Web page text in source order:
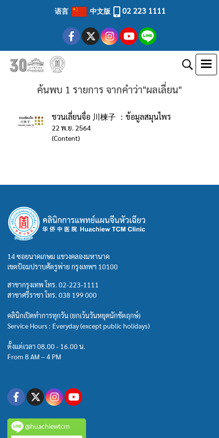
语言 中文版 02 223 1111
ค้นพบ 1 รายการ จากคำว่า"ผลเลี่ยน"
ชวนเลี่ยนจื่อ 川楝子 ：ข้อมูลสมุนไพร
22 พ.ย. 2564
(Content)
14 ซอยนาคเกษม แขวงคลองมหานาค
เขตป้อมปราบศัตรูพ่าย กรุงเทพฯ 10100
สาขากรุงเทพ โทร. 02-223-1111
สาขาศรีราชา โทร. 038 199 000
คลินิกเปิดทำการทุกวัน (ยกเว้นวันหยุดนักขัตฤกษ์)
Service Hours : Everyday (except public holidays)
ตั้งแต่เวลา 08.00 - 16.00 น.
From 8 AM – 4 PM
@huachiewtcm